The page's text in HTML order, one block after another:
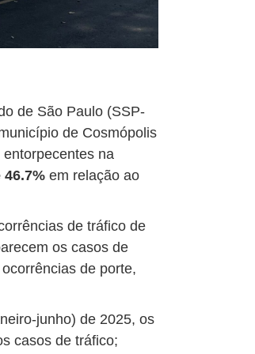
de São Paulo (SSP-
de Cosmópolis
na
em relação ao
de tráfico de
os casos de
de porte,
junho) de 2025, os
casos de tráfico;